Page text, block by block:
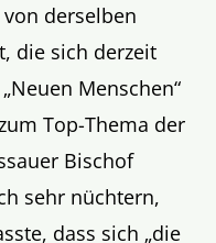
derselben
die sich derzeit
Menschen“
Top-Thema der
Bischof
sehr nüchtern,
dass sich „die